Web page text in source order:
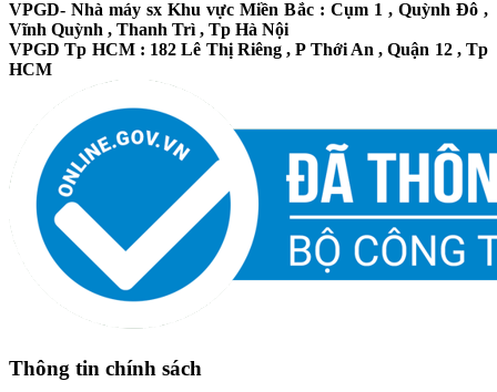
VPGD- Nhà máy sx Khu vực Miền Bắc : Cụm 1 , Quỳnh Đô ,
Vĩnh Quỳnh , Thanh Trì , Tp Hà Nội
VPGD Tp HCM : 182 Lê Thị Riêng , P Thới An , Quận 12 , Tp
HCM
Thông tin chính sách